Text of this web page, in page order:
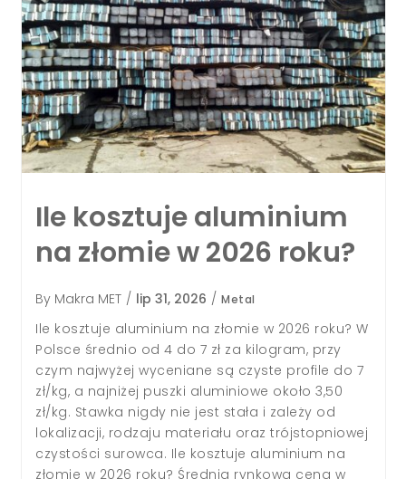
roku? W
przy
do 7
3,50
od
na
cena w
Ile kosztuje
złomie w 2026 roku?
ByMakra MET / lip 30, 2026 / Metal
2026 roku wynosi orientacyjnie 19,50 zł za
kilogram dla prostych, niesortowanych
realne stawki na skupach mieszczą się
najczęściej w szerokim przedziale 17–28
kilogram, przy maksymalnych
sięgających 30 zł za kilogram dla
odmian [1][5][3][4][10]. Już na wstępie
przyjąć ten zakres jako punkt
ponieważ w 2026 roku rynek